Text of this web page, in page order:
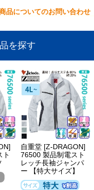
品についてのお問い合わせ
を探す
ト
自重堂 [Z-DRAGON]
76500 製品制電スト
レッチ長袖ジャンパ
ー 【特大サイズ】